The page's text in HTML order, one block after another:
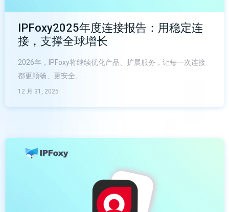
IPFoxy2025年度连接报告：用稳定连
接，支撑全球增长
12 月 31, 2025
2026年，IPFoxy将继续优化产品、扩展服务，让每一次连接
都更顺畅、更安全、…